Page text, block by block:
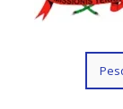
por: